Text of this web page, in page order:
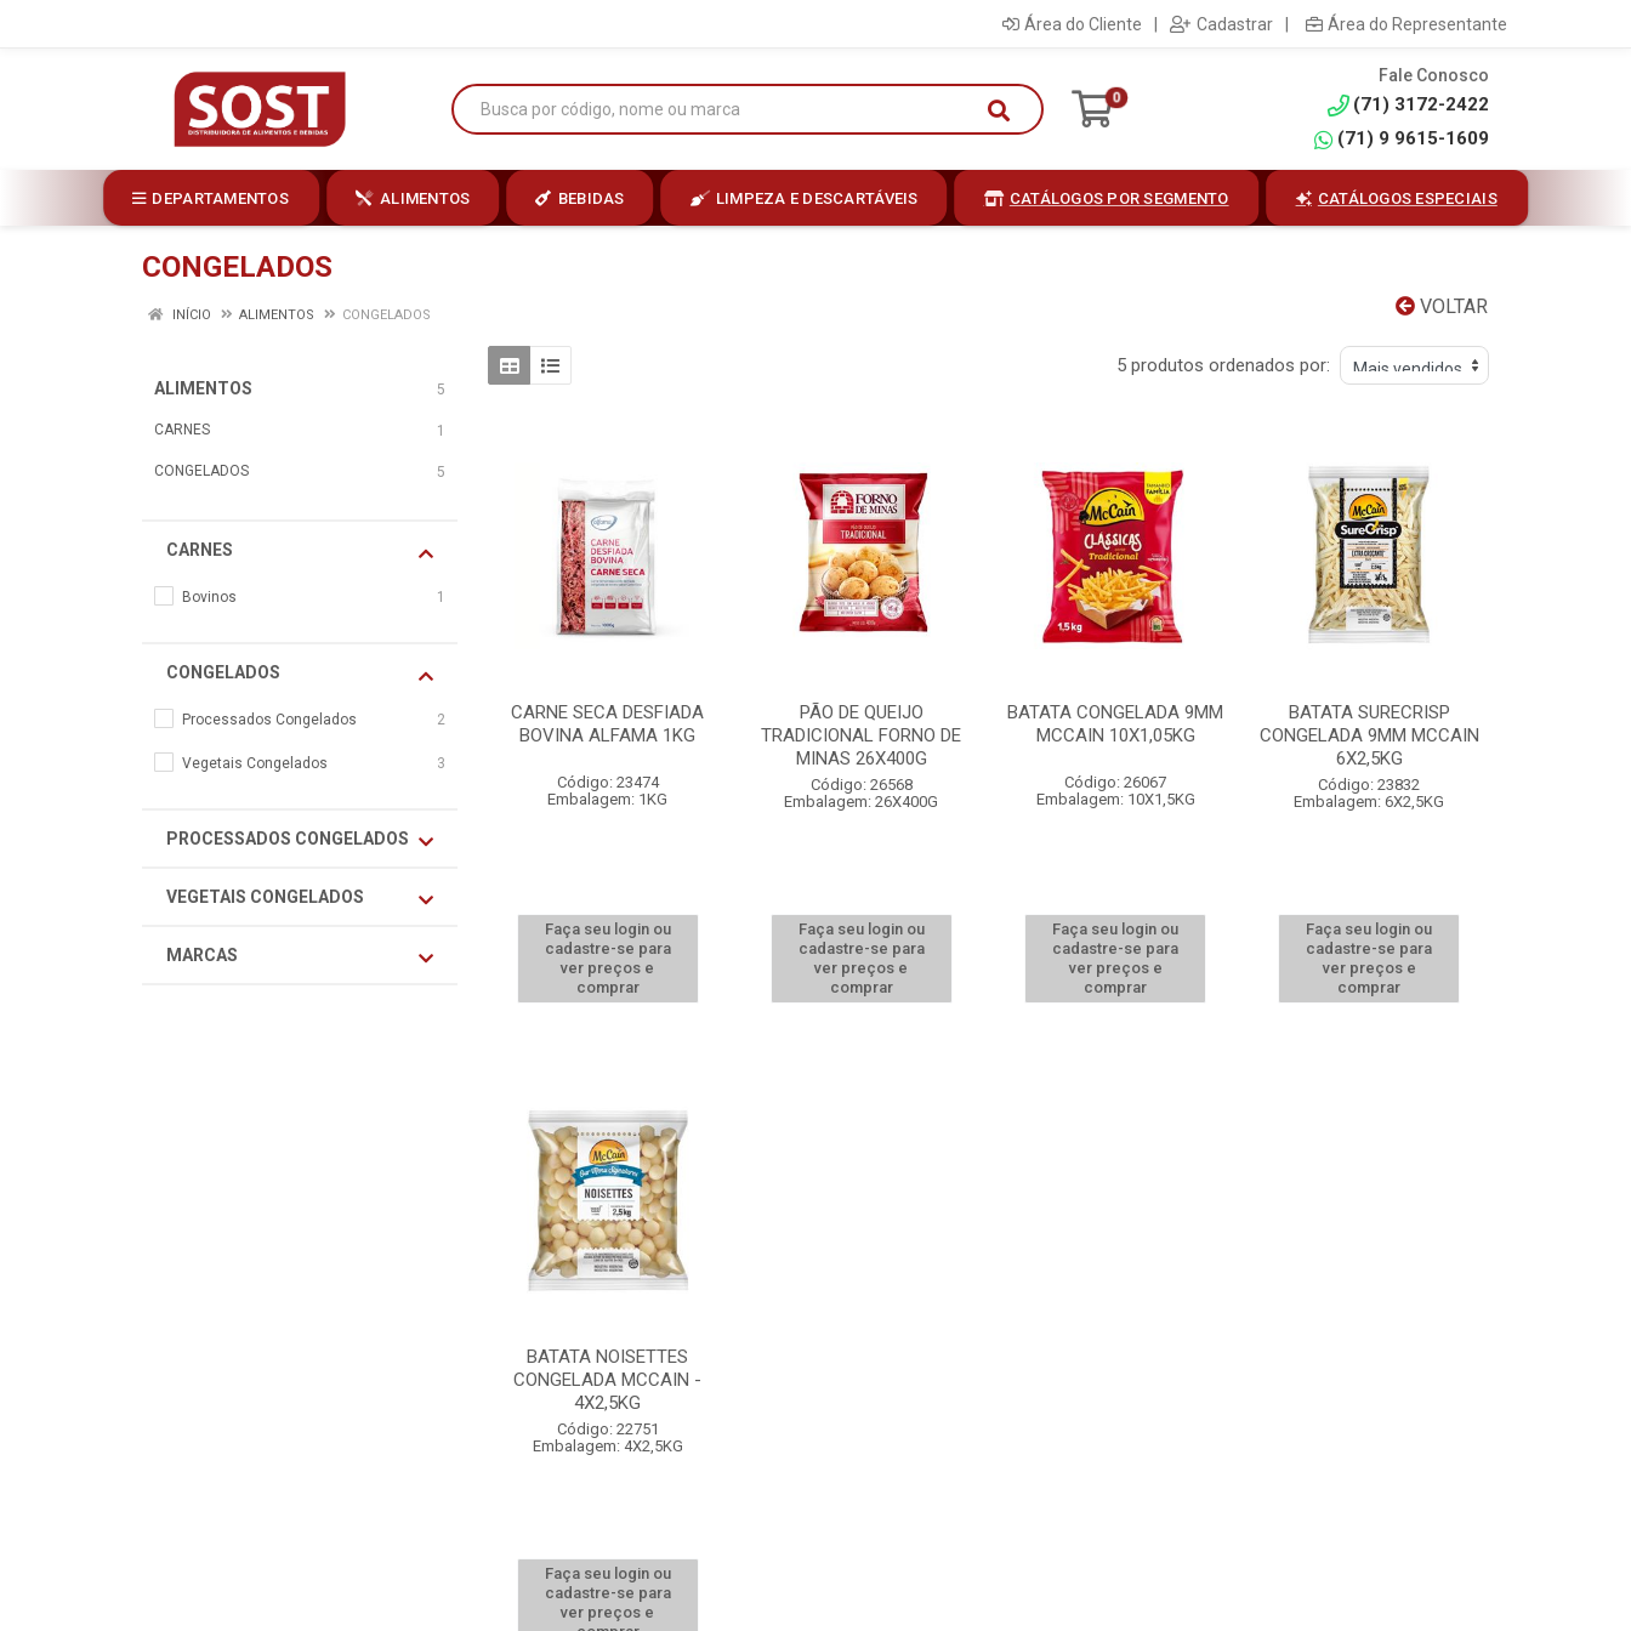
Área do Cliente | Cadastrar | Área do Representante
0
Fale Conosco
(71) 3172-2422
(71) 9 9615-1609
DEPARTAMENTOS ALIMENTOS BEBIDAS LIMPEZA E DESCARTÁVEIS CATÁLOGOS POR SEGMENTO CATÁLOGOS ESPECIAIS
CONGELADOS
VOLTAR
INÍCIO ALIMENTOS CONGELADOS
ALIMENTOS 5
CARNES 1
CONGELADOS 5
CARNES
Bovinos 1
CONGELADOS
Processados Congelados 2
Vegetais Congelados 3
PROCESSADOS CONGELADOS
VEGETAIS CONGELADOS
MARCAS
5 produtos ordenados por:
CARNE SECA DESFIADA
BOVINA ALFAMA 1KG
Código: 23474
Embalagem: 1KG
Faça seu login ou
cadastre-se para
ver preços e
comprar
PÃO DE QUEIJO
TRADICIONAL FORNO DE
MINAS 26X400G
Código: 26568
Embalagem: 26X400G
Faça seu login ou
cadastre-se para
ver preços e
comprar
BATATA CONGELADA 9MM
MCCAIN 10X1,05KG
Código: 26067
Embalagem: 10X1,5KG
Faça seu login ou
cadastre-se para
ver preços e
comprar
BATATA SURECRISP
CONGELADA 9MM MCCAIN
6X2,5KG
Código: 23832
Embalagem: 6X2,5KG
Faça seu login ou
cadastre-se para
ver preços e
comprar
BATATA NOISETTES
CONGELADA MCCAIN -
4X2,5KG
Código: 22751
Embalagem: 4X2,5KG
Faça seu login ou
cadastre-se para
ver preços e